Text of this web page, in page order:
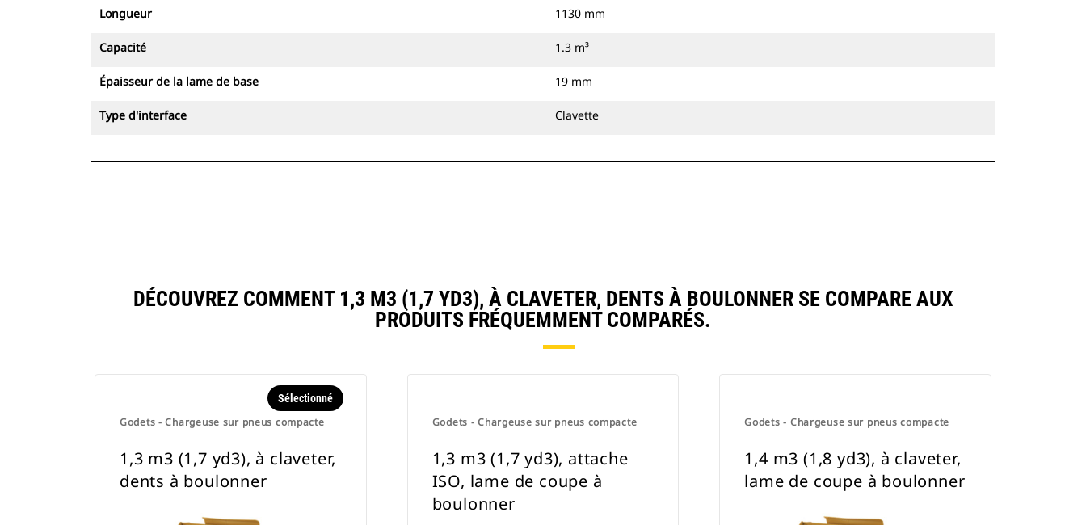
Longueur 1130 mm
Capacité 1.3 m³
Épaisseur de la lame de base 19 mm
Type d'interface Clavette
DÉCOUVREZ COMMENT 1,3 M3 (1,7 YD3), À CLAVETER, DENTS À BOULONNER SE COMPARE AUX
PRODUITS FRÉQUEMMENT COMPARÉS.
Godets - Chargeuse sur pneus compacte
Sélectionné
1,3 m3 (1,7 yd3), à claveter,
dents à boulonner
Godets - Chargeuse sur pneus compacte
1,3 m3 (1,7 yd3), attache
ISO, lame de coupe à
boulonner
Godets - Chargeuse sur pneus compacte
1,4 m3 (1,8 yd3), à claveter,
lame de coupe à boulonner